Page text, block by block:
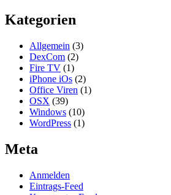
Kategorien
Allgemein (3)
DexCom (2)
Fire TV (1)
iPhone iOs (2)
Office Viren (1)
OSX (39)
Windows (10)
WordPress (1)
Meta
Anmelden
Eintrags-Feed